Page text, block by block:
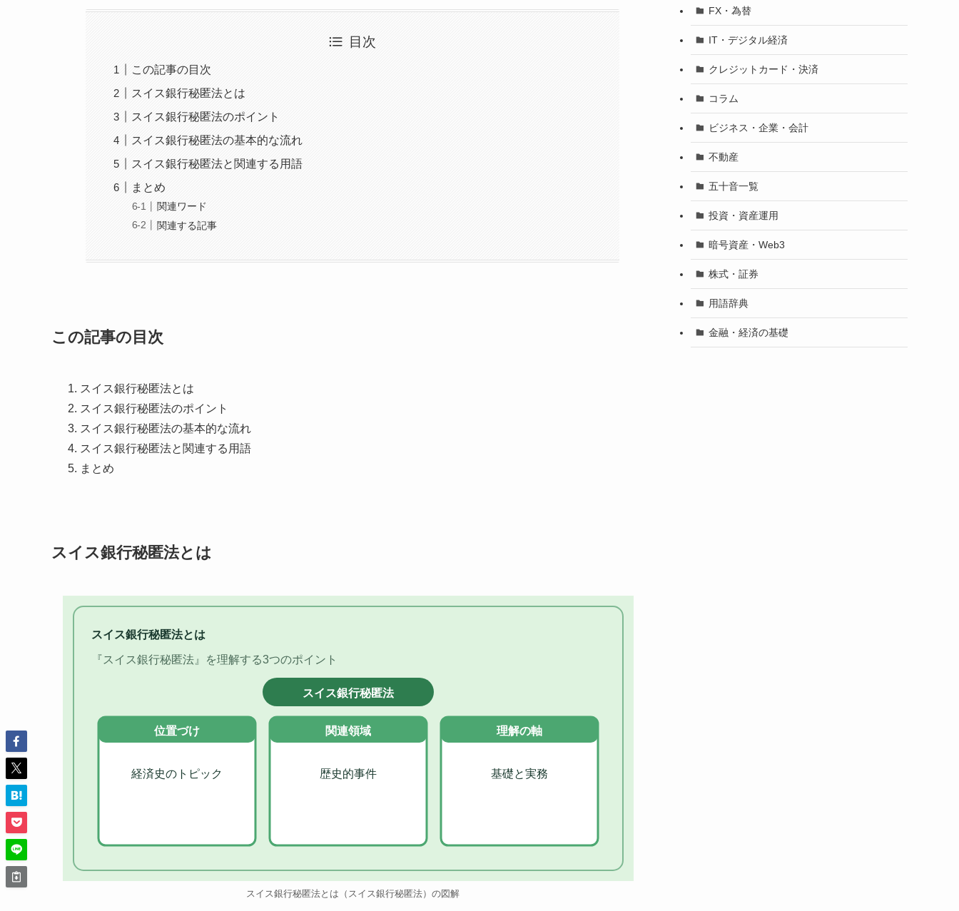
目次
この記事の目次
スイス銀行秘匿法とは
スイス銀行秘匿法のポイント
スイス銀行秘匿法の基本的な流れ
スイス銀行秘匿法と関連する用語
まとめ
関連ワード
関連する記事
この記事の目次
スイス銀行秘匿法とは
スイス銀行秘匿法のポイント
スイス銀行秘匿法の基本的な流れ
スイス銀行秘匿法と関連する用語
まとめ
スイス銀行秘匿法とは
スイス銀行秘匿法とは
『スイス銀行秘匿法』を理解する3つのポイント
スイス銀行秘匿法
位置づけ
経済史のトピック
関連領域
歴史的事件
理解の軸
基礎と実務
スイス銀行秘匿法とは（スイス銀行秘匿法）の図解
FX・為替
IT・デジタル経済
クレジットカード・決済
コラム
ビジネス・企業・会計
不動産
五十音一覧
投資・資産運用
暗号資産・Web3
株式・証券
用語辞典
金融・経済の基礎